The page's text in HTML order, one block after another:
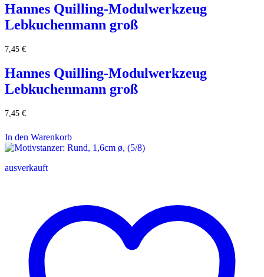
Hannes Quilling-Modulwerkzeug
Lebkuchenmann groß
7,45 €
Hannes Quilling-Modulwerkzeug
Lebkuchenmann groß
7,45 €
In den Warenkorb
ausverkauft